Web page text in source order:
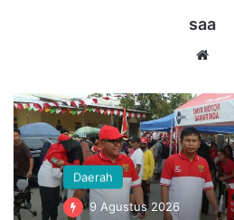
saa
Daerah
9 Agustus 2026